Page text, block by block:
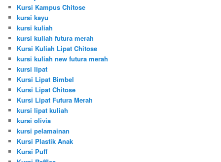
Kursi Kampus Chitose
kursi kayu
kursi kuliah
kursi kuliah futura merah
Kursi Kuliah Lipat Chitose
kursi kuliah new futura merah
kursi lipat
Kursi Lipat Bimbel
Kursi Lipat Chitose
Kursi Lipat Futura Merah
kursi lipat kuliah
kursi olivia
kursi pelamainan
Kursi Plastik Anak
Kursi Puff